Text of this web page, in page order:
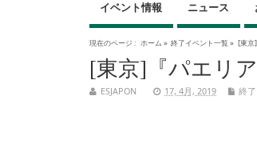
イベント情報 ニュース
現在のページ : ホーム » 終了イベント一覧» [東京
[東京]『パエリ
ESJAPON 17, 4月, 2019 終